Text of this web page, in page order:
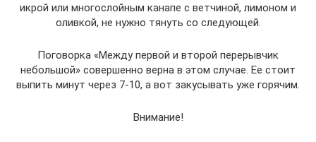
икрой или многослойным канапе с ветчиной, лимоном и
оливкой, не нужно тянуть со следующей.
Поговорка «Между первой и второй перерывчик
небольшой» совершенно верна в этом случае. Ее стоит
выпить минут через 7-10, а вот закусывать уже горячим.
Внимание!